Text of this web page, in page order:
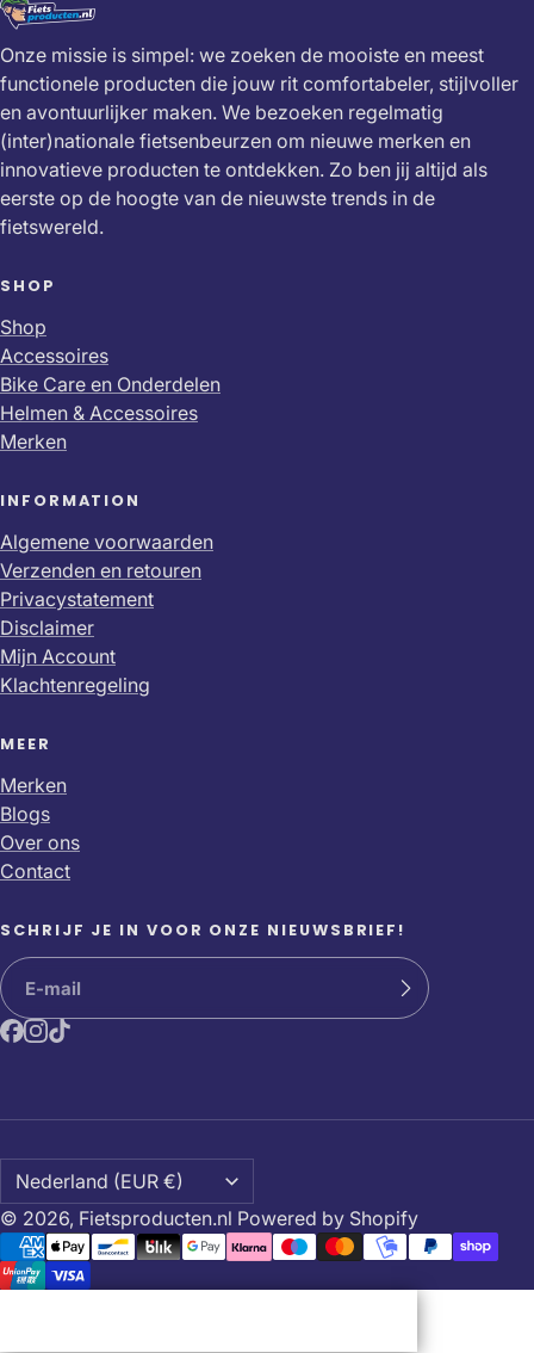
Onze missie is simpel: we zoeken de mooiste en meest
functionele producten die jouw rit comfortabeler, stijlvoller
en avontuurlijker maken. We bezoeken regelmatig
(inter)nationale fietsenbeurzen om nieuwe merken en
innovatieve producten te ontdekken. Zo ben jij altijd als
eerste op de hoogte van de nieuwste trends in de
fietswereld.
SHOP
Shop
Accessoires
Bike Care en Onderdelen
Helmen & Accessoires
Merken
INFORMATION
Algemene voorwaarden
Verzenden en retouren
Privacystatement
Disclaimer
Mijn Account
Klachtenregeling
MEER
Merken
Blogs
Over ons
Contact
SCHRIJF JE IN VOOR ONZE NIEUWSBRIEF!
© 2026, Fietsproducten.nl Powered by Shopify